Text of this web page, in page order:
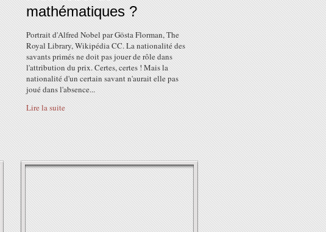
mathématiques ?
Portrait d'Alfred Nobel par Gösta Florman, The
Royal Library, Wikipédia CC. La nationalité des
savants primés ne doit pas jouer de rôle dans
l'attribution du prix. Certes, certes ! Mais la
nationalité d'un certain savant n'aurait elle pas
joué dans l'absence...
Lire la suite